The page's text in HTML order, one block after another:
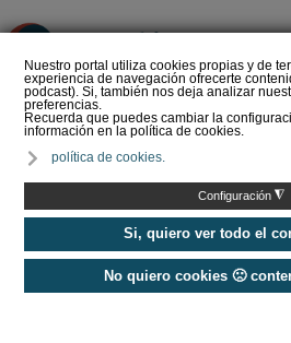
Nuestro portal utiliza cookies propias y de
experiencia de navegación ofrecerte
podcast). Si, también nos deja analizar
preferencias.
Recuerda que puedes cambiar la
información en la política de cookies.
política de cookies.
Configuración ◮
Si, quiero ver todo el
No quiero cookies 🙁
del Amperio
Noticias / Actualidad
/